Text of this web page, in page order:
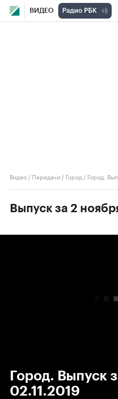
ВИДЕО
Видео / Передачи / Город / Город.
Выпуск за 2
Город. Выпуск
02.11.2019